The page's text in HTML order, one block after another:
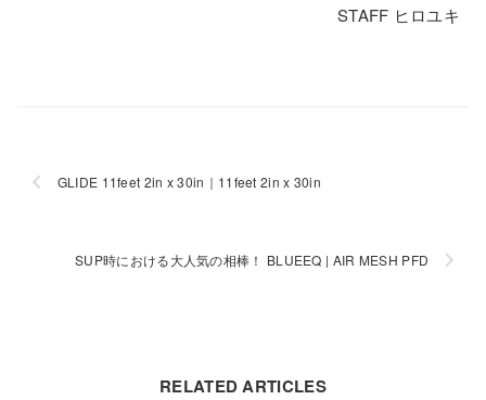
STAFF ヒロユキ
GLIDE 11feet 2in x 30in｜11feet 2in x 30in
SUP時における大人気の相棒！ BLUEEQ | AIR MESH PFD
RELATED ARTICLES